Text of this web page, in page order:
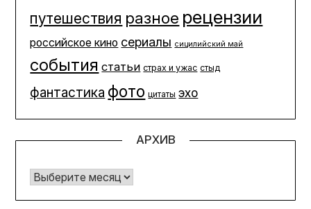
путешествия разное рецензии
российское кино сериалы сицилийский май
события статьи страх и ужас стыд
фантастика фото цитаты эхо
АРХИВ
Архив